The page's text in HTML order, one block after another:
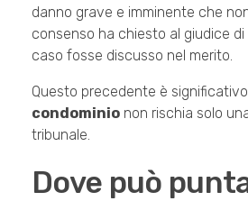
danno grave e imminente che
consenso ha chiesto al giudice
caso fosse discusso nel merito.
Questo precedente è
condominio non rischia solo
tribunale.
Dove può